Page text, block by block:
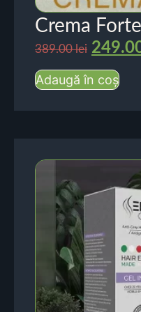
Crema Forte
389.00lei
Adaugă în coș